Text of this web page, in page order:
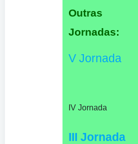
Outras
Jornadas:
V Jornada
IV Jornada
III Jornada